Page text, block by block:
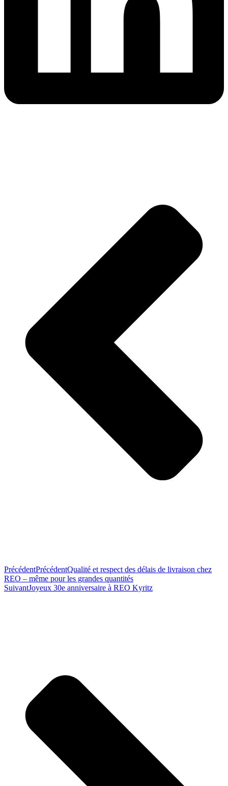
PrécédentPrécédentQualité et respect des délais de livraison chez
REO – même pour les grandes quantités
SuivantJoyeux 30e anniversaire à REO Kyritz